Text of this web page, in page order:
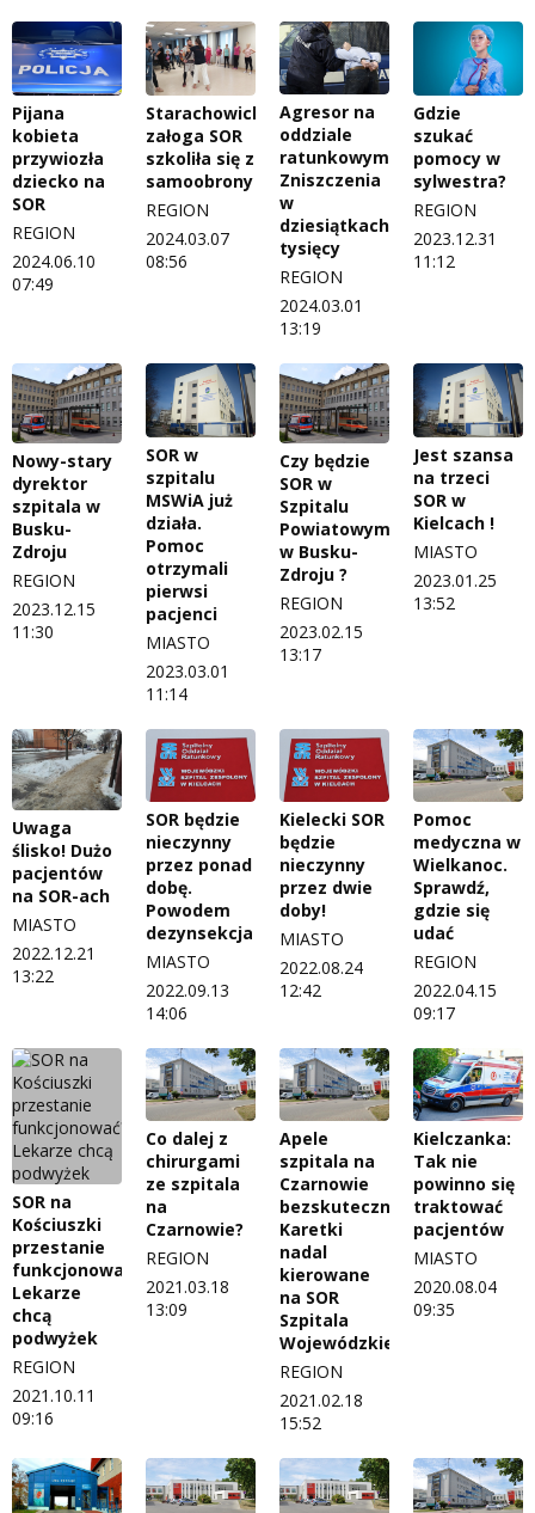
Pijana
kobieta
przywiozła
dziecko na
SOR
REGION
2024.06.10
07:49
Starachowicka
załoga SOR
szkoliła się z
samoobrony
REGION
2024.03.07
08:56
Agresor na
oddziale
ratunkowym.
Zniszczenia
w
dziesiątkach
tysięcy
REGION
2024.03.01
13:19
Gdzie
szukać
pomocy w
sylwestra?
REGION
2023.12.31
11:12
Nowy-stary
dyrektor
szpitala w
Busku-
Zdroju
REGION
2023.12.15
11:30
SOR w
szpitalu
MSWiA już
działa.
Pomoc
otrzymali
pierwsi
pacjenci
MIASTO
2023.03.01
11:14
Czy będzie
SOR w
Szpitalu
Powiatowym
w Busku-
Zdroju ?
REGION
2023.02.15
13:17
Jest szansa
na trzeci
SOR w
Kielcach !
MIASTO
2023.01.25
13:52
Uwaga
ślisko! Dużo
pacjentów
na SOR-ach
MIASTO
2022.12.21
13:22
SOR będzie
nieczynny
przez ponad
dobę.
Powodem
dezynsekcja
MIASTO
2022.09.13
14:06
Kielecki SOR
będzie
nieczynny
przez dwie
doby!
MIASTO
2022.08.24
12:42
Pomoc
medyczna w
Wielkanoc.
Sprawdź,
gdzie się
udać
REGION
2022.04.15
09:17
SOR na
Kościuszki
przestanie
funkcjonować?
Lekarze
chcą
podwyżek
REGION
2021.10.11
09:16
Co dalej z
chirurgami
ze szpitala
na
Czarnowie?
REGION
2021.03.18
13:09
Apele
szpitala na
Czarnowie
bezskuteczne.
Karetki
nadal
kierowane
na SOR
Szpitala
Wojewódzkiego
REGION
2021.02.18
15:52
Kielczanka:
Tak nie
powinno się
traktować
pacjentów
MIASTO
2020.08.04
09:35